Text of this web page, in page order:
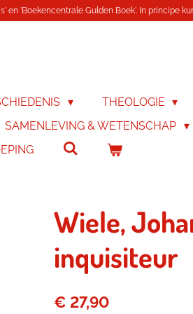
en 'Boekencentrale Gulden Boek'. In principe
THEOLOGIE
SAMENLEVING & WETENSCHAP
Wiele,
inquisiteur
€ 27,90